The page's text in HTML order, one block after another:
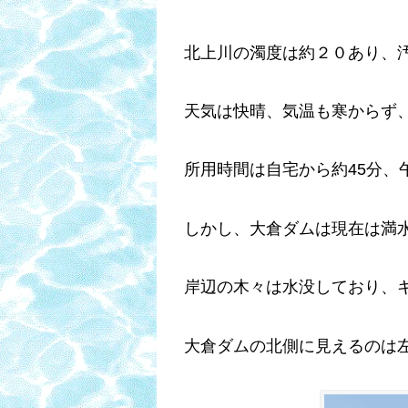
北上川の濁度は約２０あり、
天気は快晴、気温も寒から
所用時間は自宅から約45分、
しかし、大倉ダムは現在は満
岸辺の木々は水没しており、
大倉ダムの北側に見えるのは